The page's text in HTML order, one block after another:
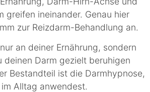
greifen ineinander. Genau hier
zur Reizdarm-Behandlung an.
an deiner Ernährung, sondern
deinen Darm gezielt beruhigen
Bestandteil ist die Darmhypnose,
Alltag anwendest.